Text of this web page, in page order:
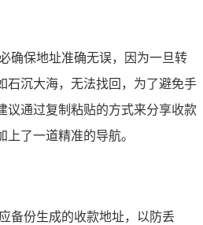
确保地址准确无误，因为一旦转
石沉大海，无法找回，为了避免手
议通过复制粘贴的方式来分享收款
了一道精准的导航。
备份生成的收款地址，以防丢